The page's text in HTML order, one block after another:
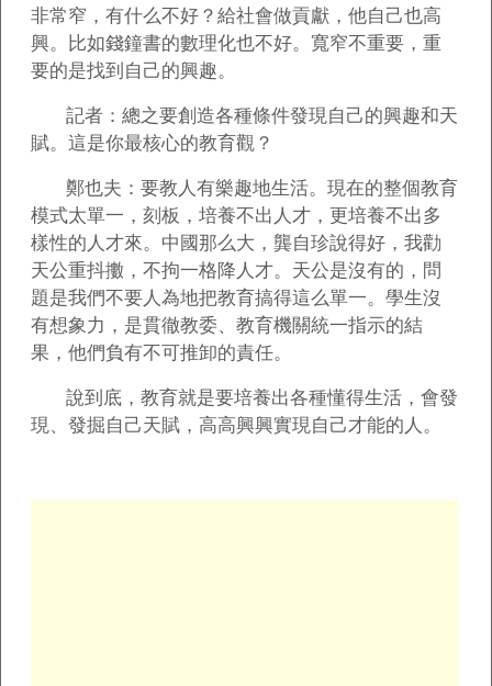
非常窄，有什么不好？給社會做貢獻，他自己也高
興。比如錢鐘書的數理化也不好。寬窄不重要，重
要的是找到自己的興趣。
記者：總之要創造各種條件發現自己的興趣和天
賦。這是你最核心的教育觀？
鄭也夫：要教人有樂趣地生活。現在的整個教育
模式太單一，刻板，培養不出人才，更培養不出多
樣性的人才來。中國那么大，龔自珍說得好，我勸
天公重抖擻，不拘一格降人才。天公是沒有的，問
題是我們不要人為地把教育搞得這么單一。學生沒
有想象力，是貫徹教委、教育機關統一指示的結
果，他們負有不可推卸的責任。
說到底，教育就是要培養出各種懂得生活，會發
現、發掘自己天賦，高高興興實現自己才能的人。